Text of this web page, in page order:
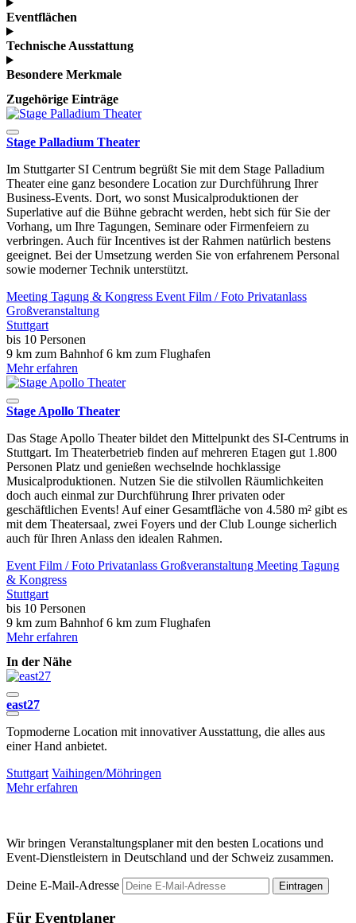
Eventflächen
Technische Ausstattung
Besondere Merkmale
Zugehörige Einträge
Stage Palladium Theater
Im Stuttgarter SI Centrum begrüßt Sie mit dem Stage Palladium
Theater eine ganz besondere Location zur Durchführung Ihrer
Business-Events. Dort, wo sonst Musicalproduktionen der
Superlative auf die Bühne gebracht werden, hebt sich für Sie der
Vorhang, um Ihre Tagungen, Seminare oder Firmenfeiern zu
verbringen. Auch für Incentives ist der Rahmen natürlich bestens
geeignet. Bei der Umsetzung werden Sie von erfahrenem Personal
sowie moderner Technik unterstützt.
Meeting Tagung & Kongress Event Film / Foto Privatanlass
Großveranstaltung
Stuttgart
bis 10 Personen
9 km zum Bahnhof6 km zum Flughafen
Mehr erfahren
Stage Apollo Theater
Das Stage Apollo Theater bildet den Mittelpunkt des SI-Centrums in
Stuttgart. Im Theaterbetrieb finden auf mehreren Etagen gut 1.800
Personen Platz und genießen wechselnde hochklassige
Musicalproduktionen. Nutzen Sie die stilvollen Räumlichkeiten
doch auch einmal zur Durchführung Ihrer privaten oder
geschäftlichen Events! Auf einer Gesamtfläche von 4.580 m² gibt es
mit dem Theatersaal, zwei Foyers und der Club Lounge sicherlich
auch für Ihren Anlass den idealen Rahmen.
Event Film / Foto Privatanlass Großveranstaltung Meeting Tagung
& Kongress
Stuttgart
bis 10 Personen
9 km zum Bahnhof6 km zum Flughafen
Mehr erfahren
In der Nähe
east27
Topmoderne Location mit innovativer Ausstattung, die alles aus
einer Hand anbietet.
Stuttgart Vaihingen/Möhringen
Mehr erfahren
Wir bringen Veranstaltungsplaner mit den besten Locations und
Event-Dienstleistern in Deutschland und der Schweiz zusammen.
Deine E-Mail-Adresse Eintragen
Für Eventplaner